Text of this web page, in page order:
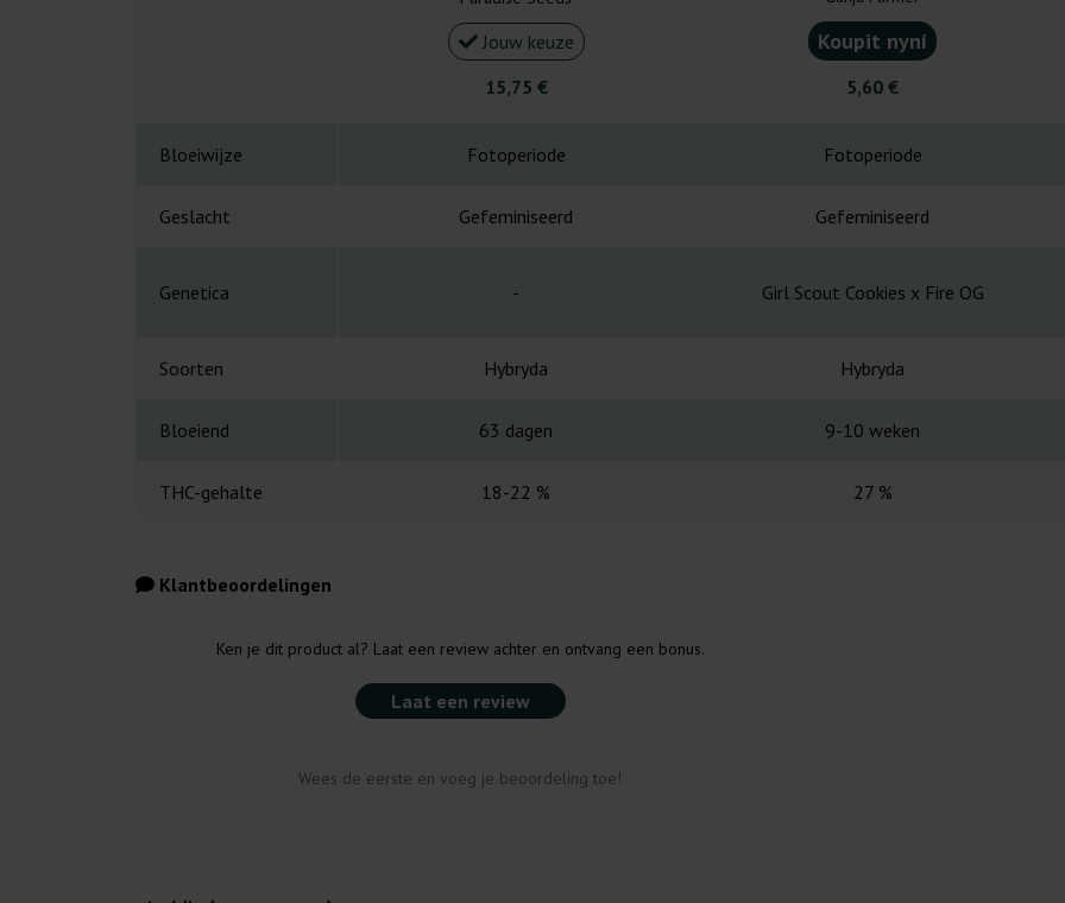
Jouw keuze
15,75 €
Koupit nyní
5,60 €
Bloeiwijze Fotoperiode Fotoperiode
Geslacht Gefeminiseerd Gefeminiseerd
Genetica - Girl Scout Cookies x Fire OG
Soorten Hybryda Hybryda
Bloeiend 63 dagen 9-10 weken
THC-gehalte 18-22 % 27 %
Klantbeoordelingen
Ken je dit product al? Laat een review achter en ontvang een bonus.
Laat een review
Wees de eerste en voeg je beoordeling toe!